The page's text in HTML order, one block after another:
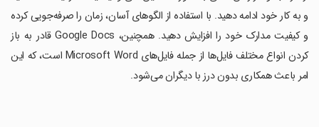
و به کار خود ادامه دهید. با استفاده از الگوهای آسان، زمان را صرفه‌جویی کرده
و کیفیت مدارک خود را افزایش دهید. همچنین، Google Docs قادر به باز
کردن انواع مختلف فایل‌ها از جمله فایل‌های Microsoft Word است، که این
امر باعث همکاری بدون درز با دیگران می‌شود.